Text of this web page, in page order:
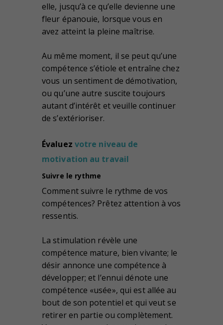
elle, jusqu’à ce qu’elle devienne une
fleur épanouie, lorsque vous en
avez atteint la pleine maîtrise.
Au même moment, il se peut qu’une
compétence s’étiole et entraîne chez
vous un sentiment de démotivation,
ou qu’une autre suscite toujours
autant d’intérêt et veuille continuer
de s’extérioriser.
Évaluez votre niveau de
motivation au travail
Suivre le rythme
Comment suivre le rythme de vos
compétences? Prêtez attention à vos
ressentis.
La stimulation révèle une
compétence mature, bien vivante; le
désir annonce une compétence à
développer; et l’ennui dénote une
compétence «usée», qui est allée au
bout de son potentiel et qui veut se
retirer en partie ou complètement.